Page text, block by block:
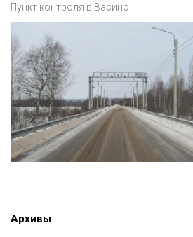
Пункт контроля в Васино
Архивы